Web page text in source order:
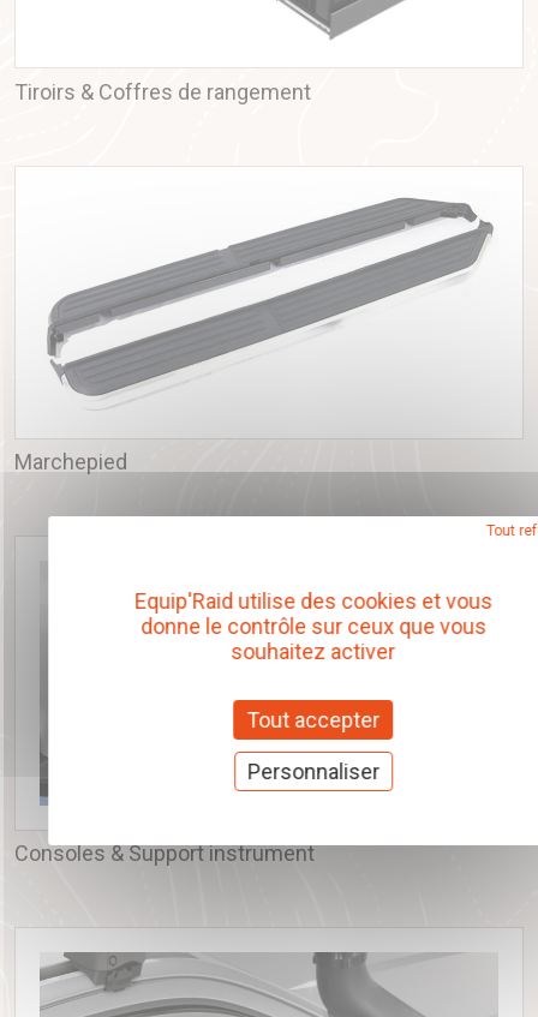
Tiroirs & Coffres de rangement
Marchepied
Consoles & Support instrument
Equip'Raid utilise des cookies et vous
donne le contrôle sur ceux que vous
souhaitez activer
Tout accepter
Tout
Personnaliser